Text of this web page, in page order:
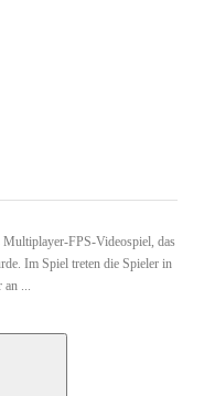
FPS-Videospiel, das
Im Spiel treten die Spieler in
an ...